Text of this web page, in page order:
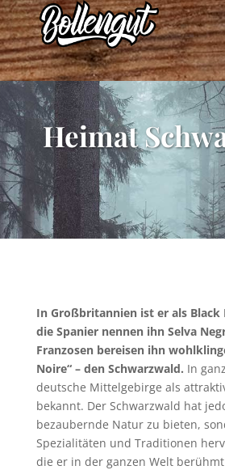
Heimat
In Großbritannien ist er als Black
die Spanier nennen ihn Selva
Franzosen bereisen ihn
Noire“ – den Schwarzwald. In
deutsche Mittelgebirge als
bekannt. Der Schwarzwald hat
bezaubernde Natur zu bieten,
Spezialitäten und Traditionen
die er in der ganzen Welt